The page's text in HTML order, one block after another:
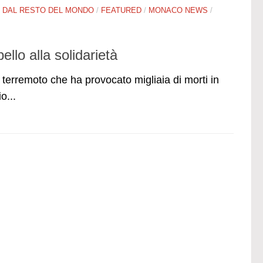
DAL RESTO DEL MONDO / FEATURED / MONACO NEWS /
alla solidarietà
che ha provocato migliaia di morti in